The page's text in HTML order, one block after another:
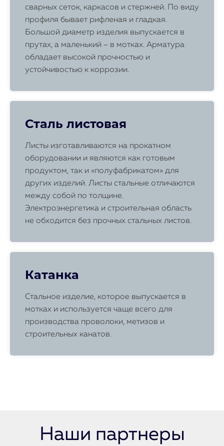
сварных сеток, каркасов и стержней. По виду
профиля бывает рифленая и гладкая.
Большой диаметр изделия выпускается в
прутах, а маленький – в мотках. Арматура
обладает высокой прочностью и
устойчивостью к коррозии.
Сталь листовая
Листы изготавливаются на прокатном
оборудовании и являются как готовым
продуктом, так и «полуфабрикатом» для
других изделий. Листы стальные отличаются
между собой по толщине.
Электроэнергетика и строительная область
не обходится без прочных стальных листов.
Катанка
Стальное изделие, которое выпускается в
мотках и используется чаще всего для
производства проволоки, метизов и
строительных канатов.
Наши партнеры